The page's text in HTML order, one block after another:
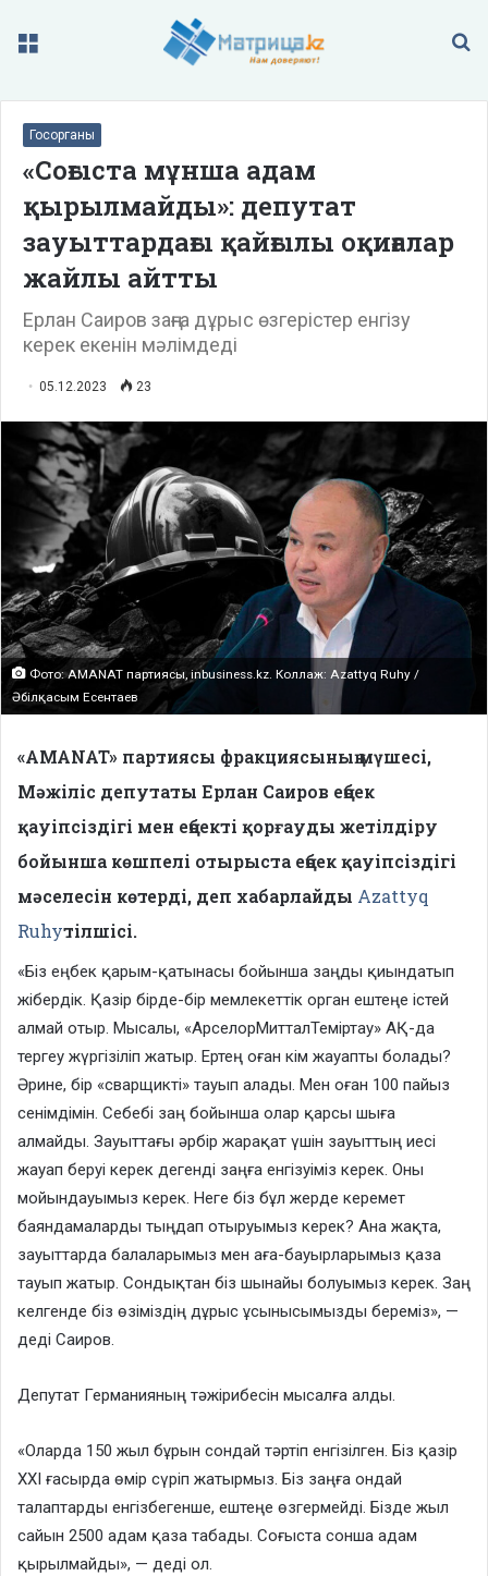
Меню
Госорганы
«Соғыста мұнша адам
қырылмайды»: депутат
зауыттардағы қайғылы оқиғалар
жайлы айтты
Ерлан Саиров заңға дұрыс өзгерістер енгізу
керек екенін мәлімдеді
05.12.2023 23
Фото: AMANAT партиясы, inbusiness.kz. Коллаж: Azattyq Ruhy /
Әбілқасым Есентаев
«AMANAT» партиясы фракциясының мүшесі,
Мәжіліс депутаты Ерлан Саиров еңбек
қауіпсіздігі мен еңбекті қорғауды жетілдіру
бойынша көшпелі отырыста еңбек қауіпсіздігі
мәселесін көтерді, деп хабарлайды Azattyq
Ruhyтілшісі.
«Біз еңбек қарым-қатынасы бойынша заңды қиындатып
жібердік. Қазір бірде-бір мемлекеттік орган ештеңе істей
алмай отыр. Мысалы, «АрселорМитталТеміртау» АҚ-да
тергеу жүргізіліп жатыр. Ертең оған кім жауапты болады?
Әрине, бір «сварщикті» тауып алады. Мен оған 100 пайыз
сенімдімін. Себебі заң бойынша олар қарсы шыға
алмайды. Зауыттағы әрбір жарақат үшін зауыттың иесі
жауап беруі керек дегенді заңға енгізуіміз керек. Оны
мойындауымыз керек. Неге біз бұл жерде керемет
баяндамаларды тыңдап отыруымыз керек? Ана жақта,
зауыттарда балаларымыз мен аға-бауырларымыз қаза
тауып жатыр. Сондықтан біз шынайы болуымыз керек. Заң
келгенде біз өзіміздің дұрыс ұсынысымызды береміз», —
деді Саиров.
Депутат Германияның тәжірибесін мысалға алды.
«Оларда 150 жыл бұрын сондай тәртіп енгізілген. Біз қазір
XXІ ғасырда өмір сүріп жатырмыз. Біз заңға ондай
талаптарды енгізбегенше, ештеңе өзгермейді. Бізде жыл
сайын 2500 адам қаза табады. Соғыста сонша адам
қырылмайды», — деді ол.